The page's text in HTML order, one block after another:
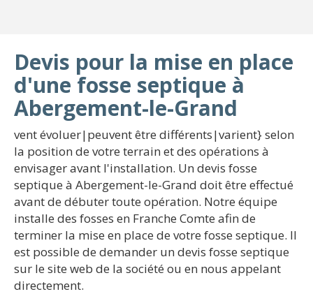
Devis pour la mise en place
d'une fosse septique à
Abergement-le-Grand
vent évoluer|peuvent être différents|varient} selon
la position de votre terrain et des opérations à
envisager avant l'installation. Un devis fosse
septique à Abergement-le-Grand doit être effectué
avant de débuter toute opération. Notre équipe
installe des fosses en Franche Comte afin de
terminer la mise en place de votre fosse septique. Il
est possible de demander un devis fosse septique
sur le site web de la société ou en nous appelant
directement.